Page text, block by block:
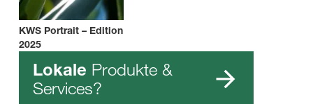
KWS Portrait – Edition
2025
Lokale Produkte &
Services?